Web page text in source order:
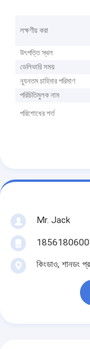
লক্ষণীয় করা
উৎপত্তি স্থল
ডেলিভারি সময়
ন্যূনতম চাহিদার পরিমাণ
পরিচিতিমুলক নাম
পরিশোধের শর্ত
Mr. Jack
কিংডাও, শানডং